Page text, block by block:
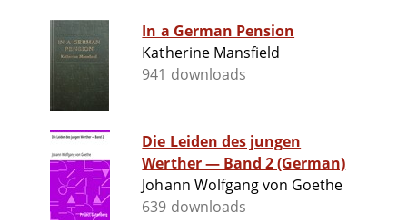
In a German Pension
Katherine Mansfield
941 downloads
Die Leiden des jungen
Werther — Band 2 (German)
Johann Wolfgang von Goethe
639 downloads